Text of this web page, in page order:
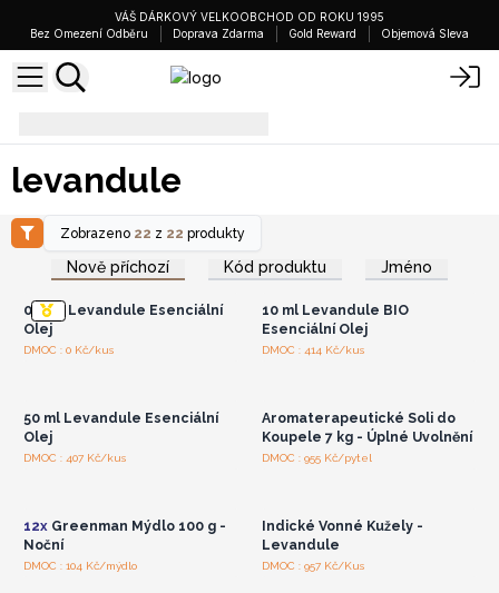
VÁŠ DÁRKOVÝ VELKOOBCHOD OD ROKU 1995
Bez Omezení Odběru
Doprava Zdarma Gold Reward Objemová Sleva
levandule
Zobrazeno 22 z 22 produkty
Nově příchozí Kód produktu Jméno
Přihlaste se nebo se
zaregistrujte pro
velkoobchodní ceny
0.5 Kg Levandule Esenciální
Olej
DMOC : 0 Kč/kus
zaregistrujte pro
velkoobchodní ceny
10 ml Levandule BIO
Esenciální Olej
DMOC : 414 Kč/kus
Přihlaste se nebo se
50 ml Levandule Esenciální
Olej
DMOC : 407 Kč/kus
Přihlaste se nebo se
Aromaterapeutické Soli do
Koupele 7 kg - Úplné Uvolnění
DMOC : 955 Kč/pytel
Přihlaste se nebo se
12xGreenman Mýdlo 100 g -
Noční
DMOC : 104 Kč/mýdlo
Přihlaste se nebo se
Indické Vonné Kužely -
Levandule
DMOC : 957 Kč/Kus
Přihlaste se nebo se
Přihlaste se nebo se